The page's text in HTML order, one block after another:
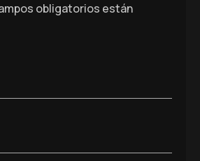
obligatorios están